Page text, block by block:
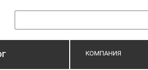
КОМПАНИЯ